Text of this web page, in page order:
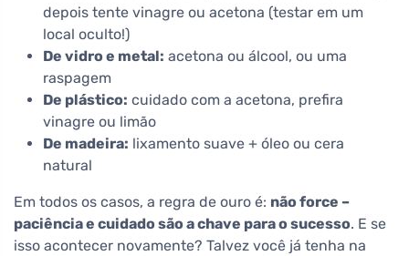
depois tente vinagre ou acetona (testar em um
local oculto!)
De vidro e metal: acetona ou álcool, ou uma
raspagem
De plástico: cuidado com a acetona, prefira
vinagre ou limão
De madeira: lixamento suave + óleo ou cera
natural
Em todos os casos, a regra de ouro é: não force –
paciência e cuidado são a chave para o sucesso. E se
isso acontecer novamente? Talvez você já tenha na